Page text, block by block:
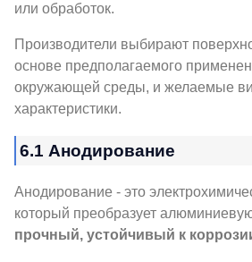
или обработок.
Производители выбирают
основе предполагаемого
окружающей среды, и желаемые
характеристики.
6.1 Анодирование
Анодирование - это
который преобразует
прочный, устойчивый к